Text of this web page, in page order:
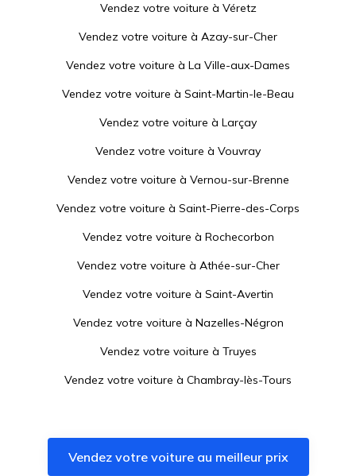
Vendez votre voiture à Véretz
Vendez votre voiture à Azay-sur-Cher
Vendez votre voiture à La Ville-aux-Dames
Vendez votre voiture à Saint-Martin-le-Beau
Vendez votre voiture à Larçay
Vendez votre voiture à Vouvray
Vendez votre voiture à Vernou-sur-Brenne
Vendez votre voiture à Saint-Pierre-des-Corps
Vendez votre voiture à Rochecorbon
Vendez votre voiture à Athée-sur-Cher
Vendez votre voiture à Saint-Avertin
Vendez votre voiture à Nazelles-Négron
Vendez votre voiture à Truyes
Vendez votre voiture à Chambray-lès-Tours
Vendez votre voiture àParçay-Meslay
Vendez votre voiture àTours
Vendez votre voiture au meilleur prix